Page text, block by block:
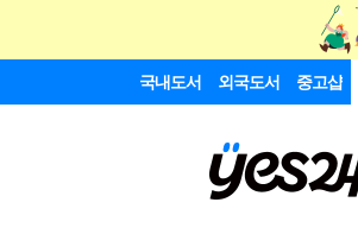
국내도서 외국도서 중고샵